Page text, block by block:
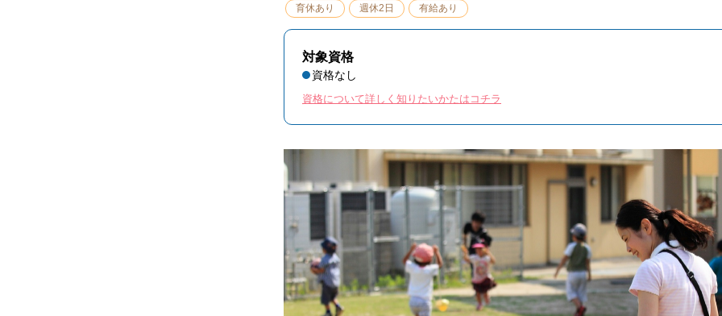
育休あり 週休2日 有給あり
対象資格
資格なし
資格について詳しく知りたいかたはコチラ